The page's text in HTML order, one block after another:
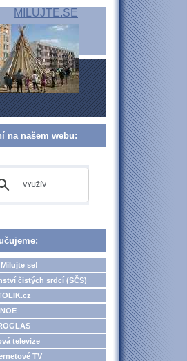
MILUJTE.SE
na našem webu:
se!
čistých srdcí (SČS)
televize
TV